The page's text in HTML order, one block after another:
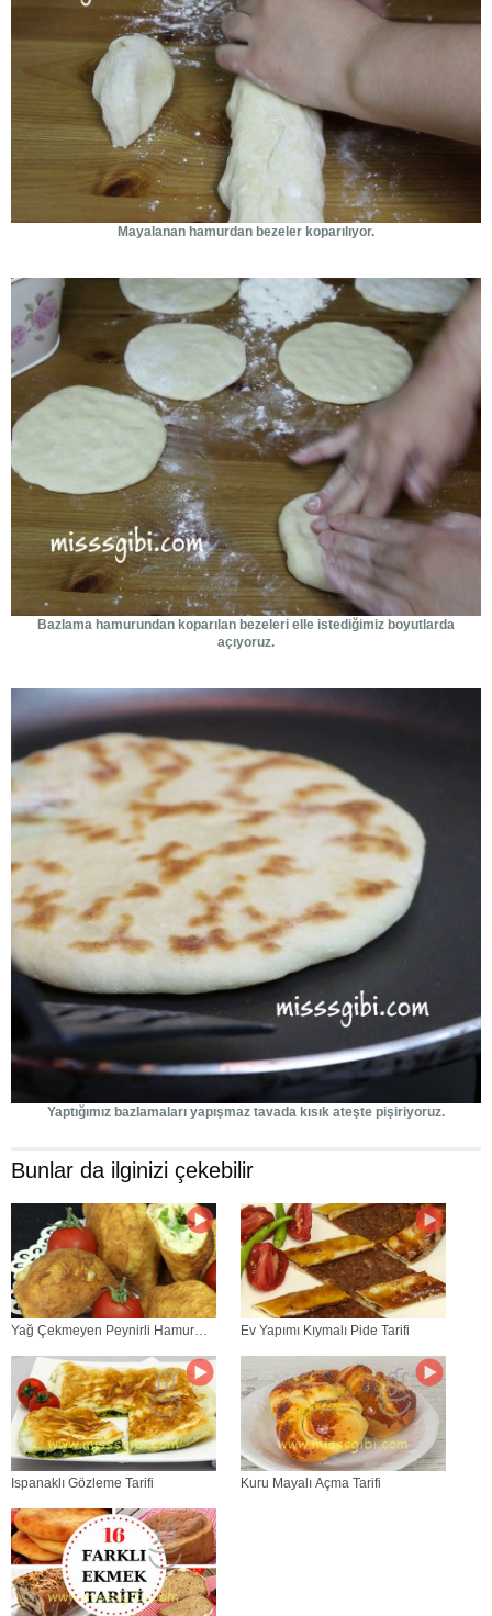
Mayalanan hamurdan bezeler koparılıyor.
Bazlama hamurundan koparılan bezeleri elle istediğimiz boyutlarda
açıyoruz.
Yaptığımız bazlamaları yapışmaz tavada kısık ateşte pişiriyoruz.
Bunlar da ilginizi çekebilir
Yağ Çekmeyen Peynirli Hamur
Ev Yapımı Kıymalı Pide Tarifi
Ispanaklı Gözleme Tarifi Kuru Mayalı Açma Tarifi